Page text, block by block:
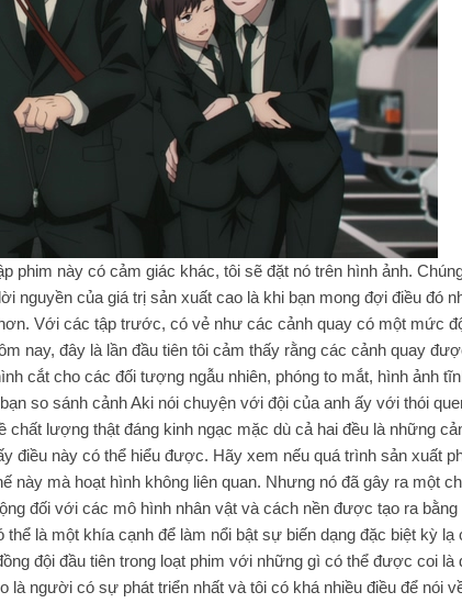
phim này có cảm giác khác, tôi sẽ đặt nó trên hình ảnh.
nguyền của giá trị sản xuất cao là khi bạn mong đợi điều đó
Với các tập trước, có vẻ như các cảnh quay có một mức
nay, đây là lần đầu tiên tôi cảm thấy rằng các cảnh quay
cắt cho các đối tượng ngẫu nhiên, phóng to mắt, hình ảnh
so sánh cảnh Aki nói chuyện với đội của anh ấy với thói
lượng thật đáng kinh ngạc mặc dù cả hai đều là những
điều này có thể hiểu được. Hãy xem nếu quá trình sản xuất
này mà hoạt hình không liên quan. Nhưng nó đã gây ra một
đối với các mô hình nhân vật và cách nền được tạo ra bằng
là một khía cạnh để làm nổi bật sự biến dạng đặc biệt kỳ lạ
đội đầu tiên trong loạt phim với những gì có thể được coi là
là người có sự phát triển nhất và tôi có khá nhiều điều để nói